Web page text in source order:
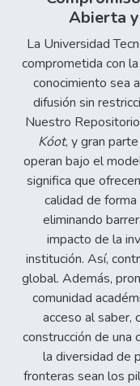
cada
esto
burla
gima
que
soez,
se
Abierta
La Universidad
comprometida con la
conocimiento sea
difusión sin
Nuestro
Kóot, y gran
operan bajo el
significa que
calidad de
eliminando
impacto de la
institución. Así,
global. Además,
comunidad
acceso al saber,
construcción de una
la diversidad de
fronteras sean los